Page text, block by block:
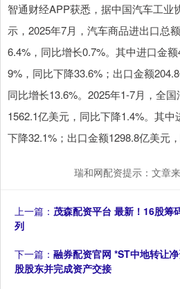
智通财经APP获悉，据中国汽车工业
示，2025年7月，汽车商品进出口总
6.4%，同比增长0.7%。其中进口金
9%，同比下降33.6%；出口金额
同比增长13.6%。2025年1-7月，全
1562.1亿美元，同比下降1.4%。其
下降32.1%；出口金额1298.8亿美元，
瑞和网配资提示：文章
上一篇： 茂森配资平台 最新！16股筹
列
下一篇： 融券配资官网 *ST中地转让
股股东并完成资产交接